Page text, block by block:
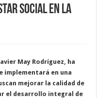
social en la
May Rodríguez, ha
implementará en una
mejorar la calidad de
el desarrollo integral de